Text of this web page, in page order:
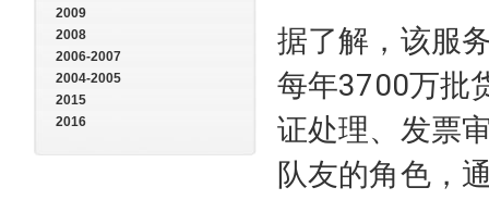
2009
2008
2006-2007
2004-2005
2015
2016
据了解，该服
每年3700万批
证处理、发票
队友的角色，